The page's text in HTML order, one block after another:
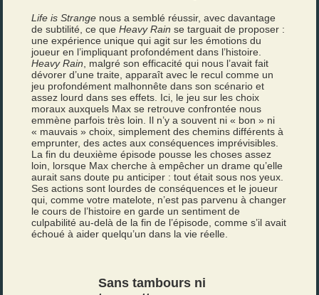
Life is Strange nous a semblé réussir, avec davantage
de subtilité, ce queHeavy Rain se targuait de proposer :
une expérience unique qui agit sur les émotions du
joueur en l’impliquant profondément dans l’histoire.
Heavy Rain , malgré son efficacité qui nous l’avait fait
dévorer d’une traite, apparaît avec le recul comme un
jeu profondément malhonnête dans son scénario et
assez lourd dans ses effets. Ici, le jeu sur les choix
moraux auxquels Max se retrouve confrontée nous
emmène parfois très loin. Il n’y a souvent ni « bon » ni
« mauvais » choix, simplement des chemins différents à
emprunter, des actes aux conséquences imprévisibles.
La fin du deuxième épisode pousse les choses assez
loin, lorsque Max cherche à empêcher un drame qu’elle
aurait sans doute pu anticiper : tout était sous nos yeux.
Ses actions sont lourdes de conséquences et le joueur
qui, comme votre matelote, n’est pas parvenu à changer
le cours de l’histoire en garde un sentiment de
culpabilité au-delà de la fin de l’épisode, comme s’il avait
échoué à aider quelqu’un dans la vie réelle.
Sans tambours ni